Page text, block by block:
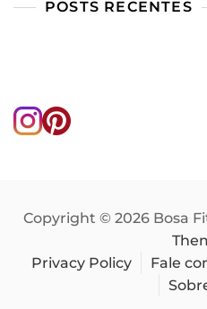
POSTS RECENTES
Copyright © 2026 Bosa
Privacy Policy
Fale